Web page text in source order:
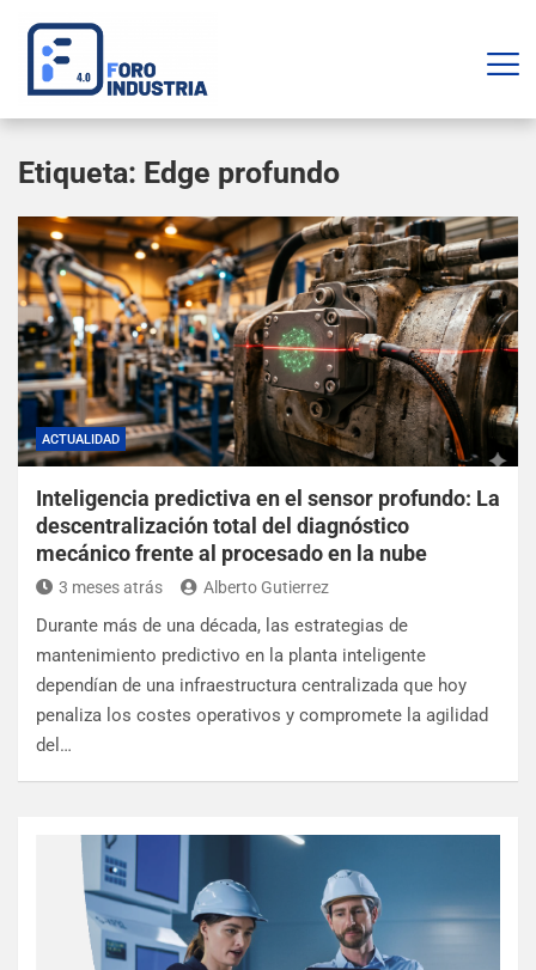
Etiqueta: Edge profundo
ACTUALIDAD
Inteligencia predictiva en el sensor profundo: La
descentralización total del diagnóstico
mecánico frente al procesado en la nube
3 meses atrás Alberto Gutierrez
Durante más de una década, las estrategias de
mantenimiento predictivo en la planta inteligente
dependían de una infraestructura centralizada que hoy
penaliza los costes operativos y compromete la agilidad
del…